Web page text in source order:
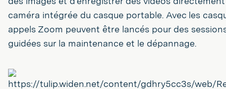
caméra intégrée du casque portable. Avec les
appels Zoom peuvent être lancés pour des
guidées sur la maintenance et le dépannage.